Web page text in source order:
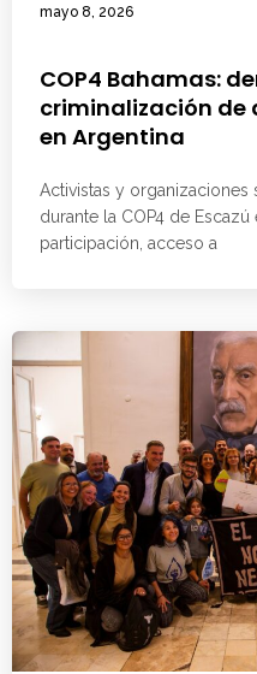
mayo 8, 2026
COP4 Bahamas:
criminalización de
en Argentina
Activistas y
durante la COP4 de
participación, acceso a